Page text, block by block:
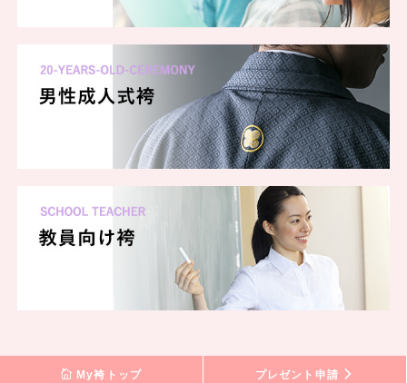
My袴トップ プレゼント申請